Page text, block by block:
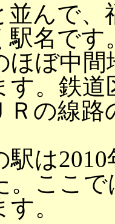
んで、
駅名で
ほぼ中
す。鉄
Ｒの線
は2010
。ここ
。